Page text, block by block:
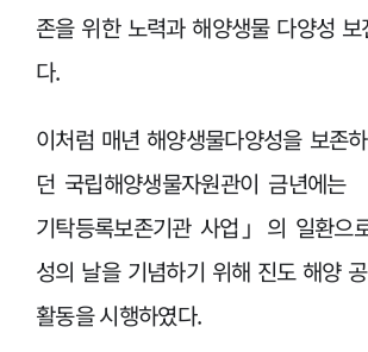
존을 위한 노력과 해양생물 다양성
다.
이처럼 매년 해양생물다양성을 보존
던 국립해양생물자원관이 금년에는
기탁등록보존기관 사업」의 일환으
성의 날을 기념하기 위해 진도 해양
활동을 시행하였다.